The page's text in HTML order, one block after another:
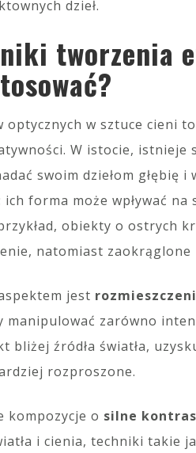
dzieł.
tworzenia
optycznych w sztuce cieni
W istocie,
swoim dziełom głębię
ich forma może wpływać
obiekty o ostrych
natomiast
jest
manipulować zarówno
bliżej źródła światła,
rozproszone.
kompozycje o silne
i cienia, techniki takie